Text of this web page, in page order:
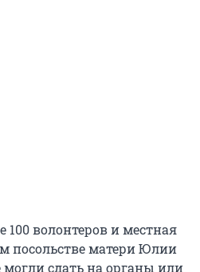
100 волонтеров и местная
посольстве матери Юлии
сдать на органы или